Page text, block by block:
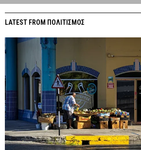
LATEST FROM ΠΟΛΙΤΙΣΜΟΣ